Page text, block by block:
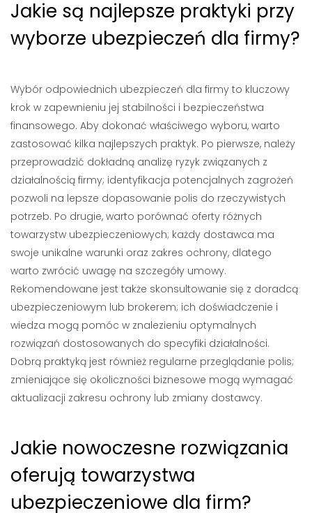
Jakie są najlepsze praktyki przy
wyborze ubezpieczeń dla firmy?
Wybór odpowiednich ubezpieczeń dla firmy to kluczowy
krok w zapewnieniu jej stabilności i bezpieczeństwa
finansowego. Aby dokonać właściwego wyboru, warto
zastosować kilka najlepszych praktyk. Po pierwsze, należy
przeprowadzić dokładną analizę ryzyk związanych z
działalnością firmy; identyfikacja potencjalnych zagrożeń
pozwoli na lepsze dopasowanie polis do rzeczywistych
potrzeb. Po drugie, warto porównać oferty różnych
towarzystw ubezpieczeniowych; każdy dostawca ma
swoje unikalne warunki oraz zakres ochrony, dlatego
warto zwrócić uwagę na szczegóły umowy.
Rekomendowane jest także skonsultowanie się z doradcą
ubezpieczeniowym lub brokerem; ich doświadczenie i
wiedza mogą pomóc w znalezieniu optymalnych
rozwiązań dostosowanych do specyfiki działalności.
Dobrą praktyką jest również regularne przeglądanie polis;
zmieniające się okoliczności biznesowe mogą wymagać
aktualizacji zakresu ochrony lub zmiany dostawcy.
Jakie nowoczesne rozwiązania
oferują towarzystwa
ubezpieczeniowe dla firm?